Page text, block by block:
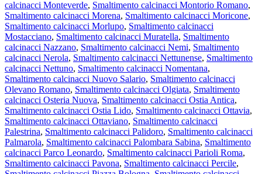
calcinacci Monteverde, Smaltimento calcinacci Montorio Romano,
Smaltimento calcinacci Morena, Smaltimento calcinacci Moricone,
Smaltimento calcinacci Morlupo, Smaltimento calcinacci
Mostacciano, Smaltimento calcinacci Muratella, Smaltimento
calcinacci Nazzano, Smaltimento calcinacci Nemi, Smaltimento
calcinacci Nerola, Smaltimento calcinacci Nettunense, Smaltimento
calcinacci Nettuno, Smaltimento calcinacci Nomentana,
Smaltimento calcinacci Nuovo Salario, Smaltimento calcinacci
Olevano Romano, Smaltimento calcinacci Olgiata, Smaltimento
calcinacci Osteria Nuova, Smaltimento calcinacci Ostia Antica,
Smaltimento calcinacci Ostia Lido, Smaltimento calcinacci Ottavia,
Smaltimento calcinacci Ottaviano, Smaltimento calcinacci
Palestrina, Smaltimento calcinacci Palidoro, Smaltimento calcinacci
Palmarola, Smaltimento calcinacci Palombara Sabina, Smaltimento
calcinacci Parco Leonardo, Smaltimento calcinacci Parioli Roma,
Smaltimento calcinacci Pavona, Smaltimento calcinacci Percile,